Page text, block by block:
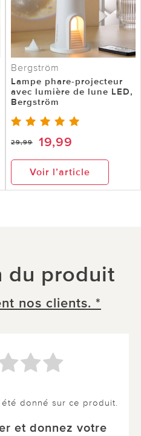
Bergström
Lampe phare-projecteur
avec lumière de lune LED,
Bergström
29,99 19,99
Voir l’article
du produit
nos clients. *
donné sur ce produit.
et donnez votre